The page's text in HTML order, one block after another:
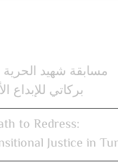
مسابقة شهيد الحرية
بركاتي للإبداع
to Redress:
Justice in